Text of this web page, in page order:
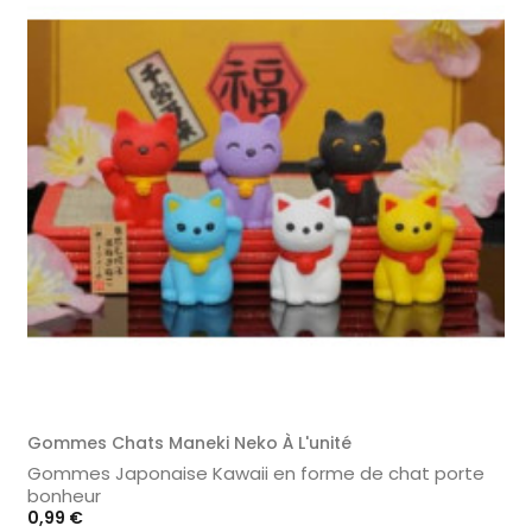
Gommes Chats Maneki Neko À L'unité
Gommes Japonaise Kawaii en forme de chat porte
bonheur
Prix
0,99 €